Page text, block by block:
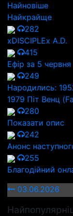
Найновіше
Найкрайще
282
xDISCIPLEx A.D.
415
Ефір за 5 червня
249
Народились:
1979 Піт Венц
280
Показати опис
242
Анонс
255
Благодійний
03.06.2026